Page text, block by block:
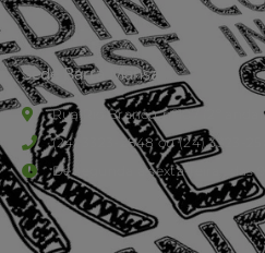
Sede Barra Mansa
Rua Rio Branco, nº107 (2º
(24) 3323-2848 ou (24) 3323-
De segunda à sexta-feira , das